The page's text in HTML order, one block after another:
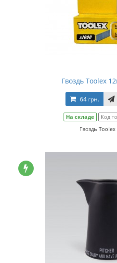
Гвоздь Toolex
64 грн.
На складе Код
Гвоздь